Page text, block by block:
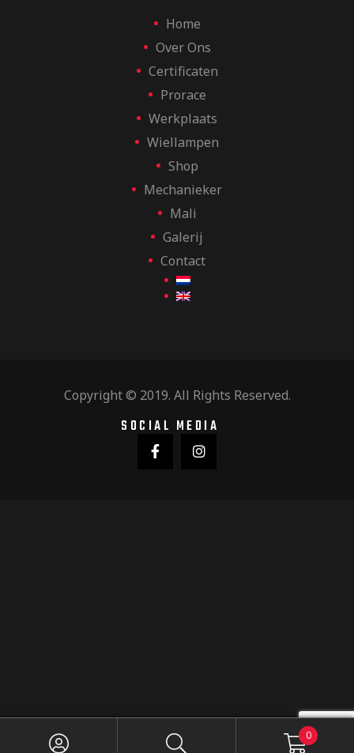
Home
Over Ons
Certificaten
Prorace
Werkplaats
Wiellampen
Shop
Mechanieker
Mali
Galerij
Contact
Copyright © 2019. All Rights Reserved.
SOCIAL MEDIA
0